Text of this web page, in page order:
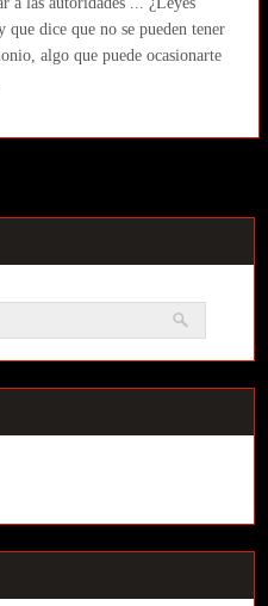
que dice que no se pueden tener
algo que puede ocasionarte